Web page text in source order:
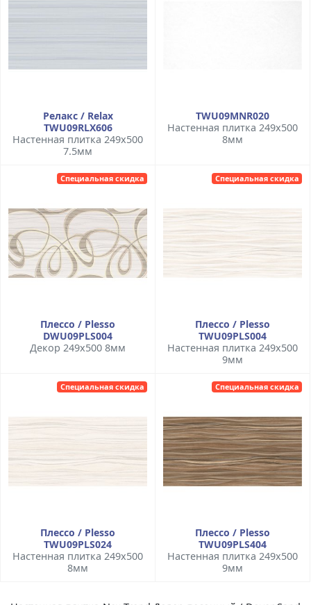
Релакс / Relax
TWU09RLX606
Настенная плитка 249x500
7.5мм
TWU09MNR020
Настенная плитка 249x500
8мм
Специальная скидка
Плессо / Plesso
DWU09PLS004
Декор 249x500 8мм
Специальная скидка
Плессо / Plesso
TWU09PLS004
Настенная плитка 249x500
9мм
Специальная скидка
Плессо / Plesso
TWU09PLS024
Настенная плитка 249x500
8мм
Специальная скидка
Плессо / Plesso
TWU09PLS404
Настенная плитка 249x500
9мм